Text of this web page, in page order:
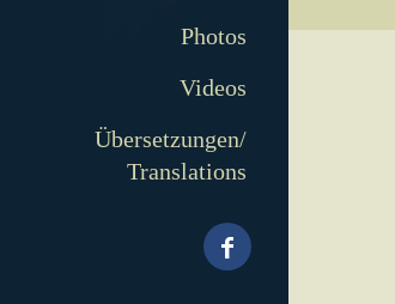
Photos
Videos
Übersetzungen/
Translations